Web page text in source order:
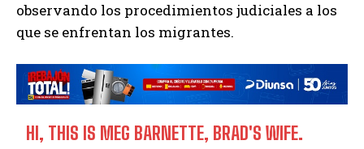
observando los procedimientos judiciales a los
que se enfrentan los migrantes.
HI, THIS IS MEG BARNETTE, BRAD'S WIFE.